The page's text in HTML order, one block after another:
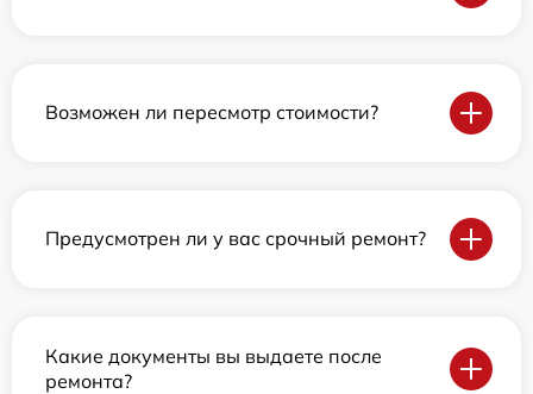
Возможен ли пересмотр стоимости?
Предусмотрен ли у вас срочный ремонт?
Какие документы вы выдаете после
ремонта?